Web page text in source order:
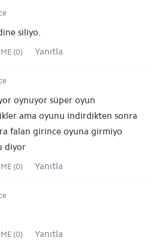
siliyo.
(0) Yanıtla
oynuyor süper oyun
ama oyunu indirdikten sonra
falan girince oyuna girmiyo
diyor
(0) Yanıtla
(0) Yanıtla